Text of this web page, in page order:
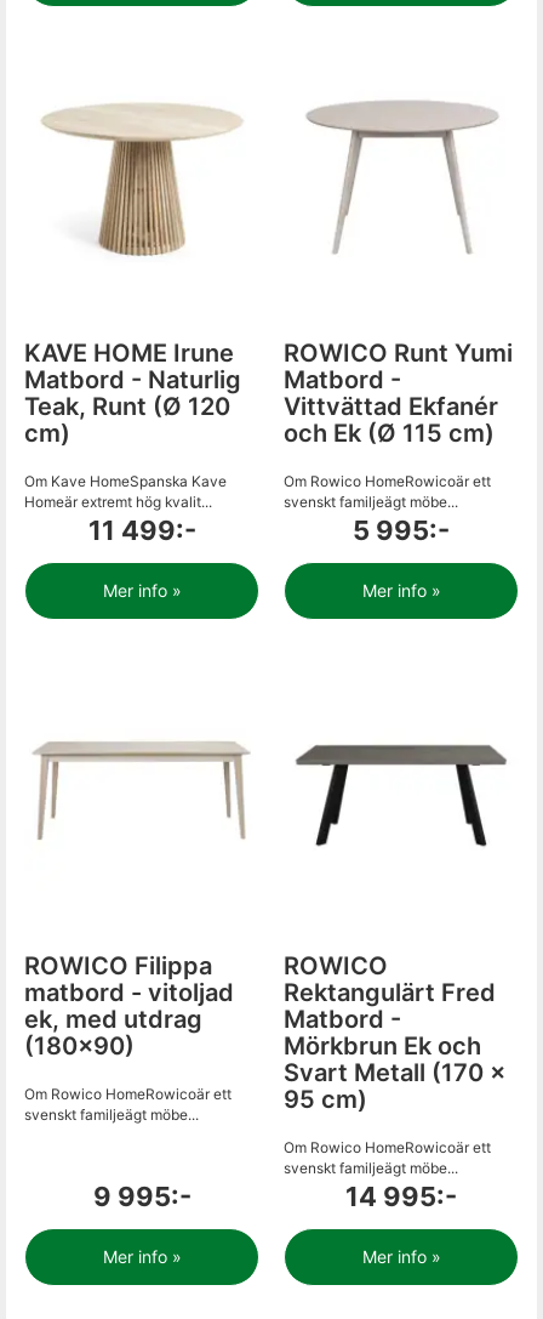
KAVE HOME Irune
Matbord - Naturlig
Teak, Runt (Ø 120
cm)
Om Kave HomeSpanska Kave
Homeär extremt hög kvalit...
11 499:-
Mer info »
ROWICO Runt Yumi
Matbord -
Vittvättad Ekfanér
och Ek (Ø 115 cm)
Om Rowico HomeRowicoär ett
svenskt familjeägt möbe...
5 995:-
Mer info »
ROWICO Filippa
matbord - vitoljad
ek, med utdrag
(180x90)
Om Rowico HomeRowicoär ett
svenskt familjeägt möbe...
9 995:-
Mer info »
ROWICO
Rektangulärt Fred
Matbord -
Mörkbrun Ek och
Svart Metall (170 x
95 cm)
Om Rowico HomeRowicoär ett
svenskt familjeägt möbe...
14 995:-
Mer info »